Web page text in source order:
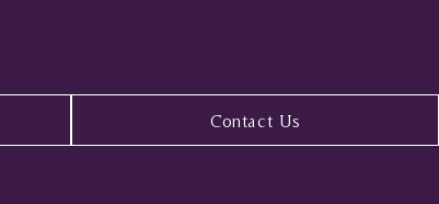
Contact Us